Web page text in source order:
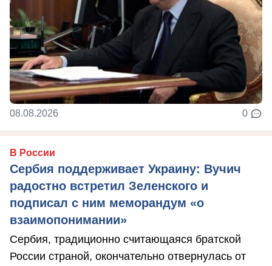
08.08.2026 0
В России
Сербия поддерживает Украину: Вучич
радостно встретил Зеленского и
подписал с ним меморандум «о
взаимопонимании»
Сербия, традиционно считающаяся братской
России страной, окончательно отвернулась от